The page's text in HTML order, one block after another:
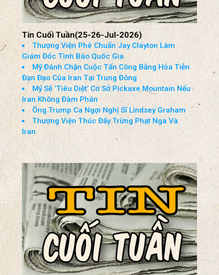
Tin Cuối Tuần(25-26-Jul-2026)
Thượng Viện Phê Chuẩn Jay Clayton Làm
Giám Đốc Tình Báo Quốc Gia
Mỹ Đánh Chặn Cuộc Tấn Công Bằng Hỏa Tiễn
Đạn Đạo Của Iran Tại Trung Đông
Mỹ Sẽ ‘Tiêu Diệt’ Cơ Sở Pickaxe Mountain Nếu
Iran Không Đàm Phán
Ông Trump Ca Ngợi Nghị Sĩ Lindsey Graham
Thượng Viện Thúc Đẩy Trừng Phạt Nga Và
Iran